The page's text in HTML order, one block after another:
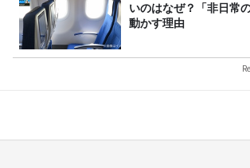
いのはなぜ？「非日常
動かす理由